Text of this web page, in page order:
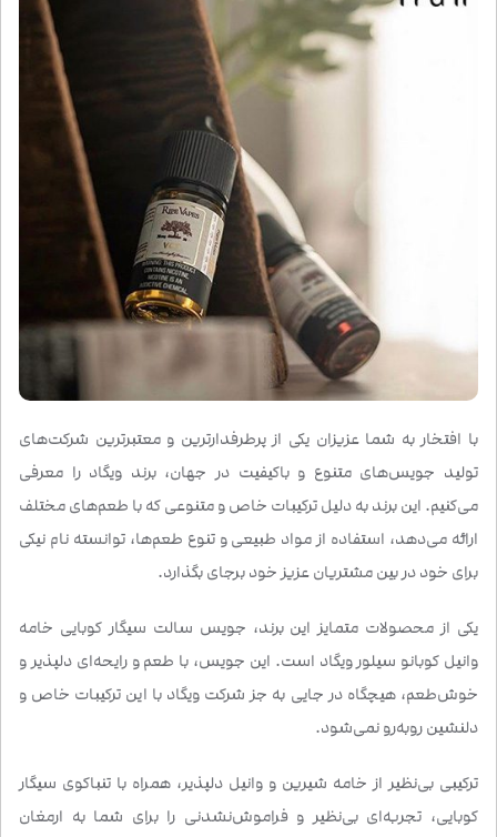
با افتخار به شما عزیزان یکی از پرطرفدارترین و معتبرترین شرکت‌های
تولید جویس‌های متنوع و باکیفیت در جهان، برند ویگاد را معرفی
می‌کنیم. این برند به دلیل ترکیبات خاص و متنوعی که با طعم‌های مختلف
ارائه می‌دهد، استفاده از مواد طبیعی و تنوع طعم‌ها، توانسته نام نیکی
برای خود در بین مشتریان عزیز خود برجای بگذارد.
یکی از محصولات متمایز این برند، جویس سالت سیگار کوبایی خامه
وانیل کوبانو سیلور ویگاد است. این جویس، با طعم و رایحه‌ای دلپذیر و
خوش‌طعم، هیچگاه در جایی به جز شرکت ویگاد با این ترکیبات خاص و
دلنشین روبه‌رو نمی‌شود.
ترکیبی بی‌نظیر از خامه شیرین و وانیل دلپذیر، همراه با تنباکوی سیگار
کوبایی، تجربه‌ای بی‌نظیر و فراموش‌نشدنی را برای شما به ارمغان